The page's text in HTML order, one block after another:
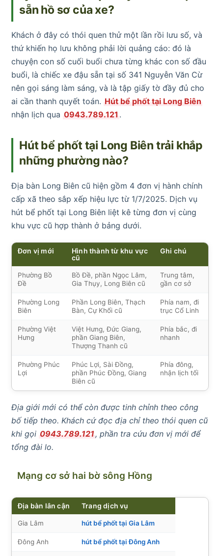
sẵn hồ sơ của xe?
Khách ở đây có thói quen thử một lần rồi lưu số, và
thứ khiến họ lưu không phải lời quảng cáo: đó là
chuyện con số cuối buổi chưa từng khác con số đầu
buổi, là chiếc xe đậu sẵn tại số 341 Nguyễn Văn Cừ
nên gọi sáng làm sáng, và là tập giấy tờ đầy đủ cho
ai cần thanh quyết toán. Hút bể phốt tại Long Biên
nhận lịch qua 0943.789.121 .
Hút bể phốt tại Long Biên trải khắp
những phường nào?
Địa bàn Long Biên cũ hiện gồm 4 đơn vị hành chính
cấp xã theo sắp xếp hiệu lực từ 1/7/2025. Dịch vụ
hút bể phốt tại Long Biên liệt kê từng đơn vị cùng
khu vực cũ hợp thành ở bảng dưới.
Đơn vị mới
Hình thành từ khu vực
cũ
Ghi chú
Phường Bồ
Đề
Bồ Đề, phần Ngọc Lâm,
Gia Thụy, Long Biên cũ
Trung tâm,
gần cơ sở
Phường Long
Biên
Phần Long Biên, Thạch
Bàn, Cự Khối cũ
Phía nam, đi
trục Cổ Linh
Phường Việt
Hưng
Việt Hưng, Đức Giang,
phần Giang Biên,
Thượng Thanh cũ
Phía bắc, đi
nhanh
Phường Phúc
Lợi
Phúc Lợi, Sài Đồng,
phần Phúc Đồng, Giang
Biên cũ
Phía đông,
nhận lịch tối
Địa giới mới có thể còn được tinh chỉnh theo công
bố tiếp theo. Khách cứ đọc địa chỉ theo thói quen cũ
khi gọi 0943.789.121 , phần tra cứu đơn vị mới để
tổng đài lo.
Mạng cơ sở hai bờ sông Hồng
Địa bàn lân cận Trang dịch vụ
Gia Lâm hút bể phốt tại Gia Lâm
Đông Anh hút bể phốt tại Đông Anh